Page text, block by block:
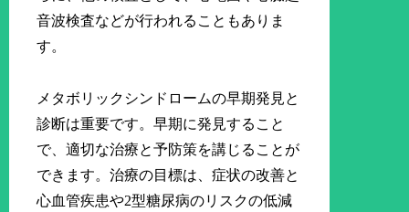
音波検査などが行われることもありま
す。
メタボリックシンドロームの早期発見と
診断は重要です。早期に発見すること
で、適切な治療と予防策を講じることが
できます。治療の目標は、症状の改善と
心血管疾患や2型糖尿病のリスクの低減